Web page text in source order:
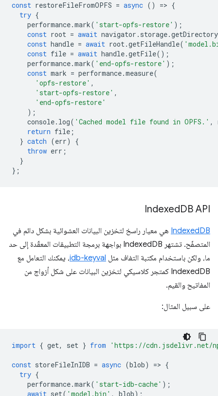
const restoreFileFromOPFS = async () => {
try {
performance.mark( 'start-opfs-restore' );
const root = await navigator . storage.getDirectory
const handle = await root.getFileHandle(
const file = await handle.getFile();
performance.mark( 'end-opfs-restore' );
const mark = performance.measure(
'opfs-restore' ,
'start-opfs-restore' ,
'end-opfs-restore'
);
console. log( 'Cached model file found in OPFS.' ,
return file ;
} catch (err)
{
throw err ;
}
};
IndexedDB API
IndexedDB هي معيار راسخ لتخزين البيانات العشوائية بشكل دائم في
المتصفّح. تشتهر IndexedDB بواجهة برمجة التطبيقات المعقّدة إلى حد
ما، ولكن باستخدام مكتبة التفاف مثل idb-keyval، يمكنك التعامل مع
IndexedDB كمتجر كلاسيكي لتخزين البيانات على شكل أزواج من
المفاتيح والقيم.
على سبيل المثال:
import { get, set } from 'https://cdn.jsdelivr.net/
const storeFileInIDB = async (blob) => {
try {
performance.mark( 'start-idb-cache' );
await set( 'model.bin' , blob);